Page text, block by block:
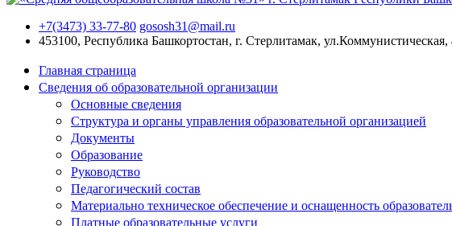
+7(3473) 33-77-80 gososh31@mail.ru
453100, Республика Башкортостан, г. Стерлитамак, ул.Коммунистическая,
Главная страница
Сведения об образовательной организации
Основные сведения
Структура и органы управления образовательной организацией
Документы
Образование
Руководство
Педагогический состав
Материально техническое обеспечение и оснащенность
Платные образовательные услуги